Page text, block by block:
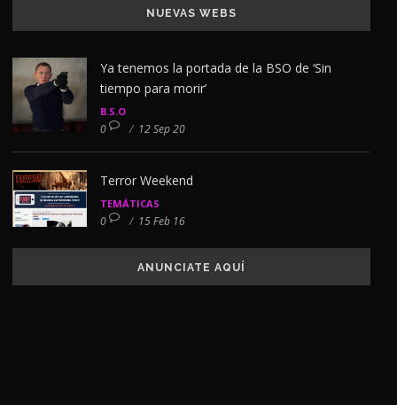
NUEVAS WEBS
Ya tenemos la portada de la BSO de ‘Sin
tiempo para morir’
B.S.O
0 / 12 Sep 20
Terror Weekend
TEMÁTICAS
0 / 15 Feb 16
ANUNCIATE AQUÍ